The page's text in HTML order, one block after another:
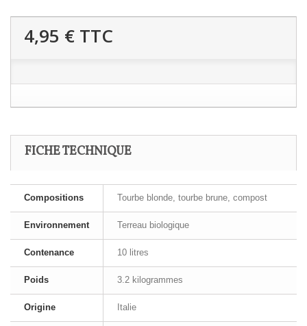
4,95 € TTC
FICHE TECHNIQUE
Compositions Tourbe blonde, tourbe brune, compost
Environnement Terreau biologique
Contenance 10 litres
Poids 3.2 kilogrammes
Origine Italie